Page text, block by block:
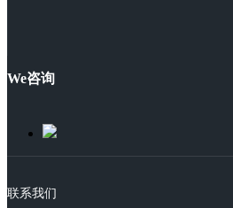
We咨询
联系我们